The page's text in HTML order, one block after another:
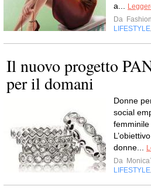
a...
Da
LIFESTYLE
Il nuovo progetto
per il domani
Donne
social
femminile
donne...
Da
LIFESTYLE